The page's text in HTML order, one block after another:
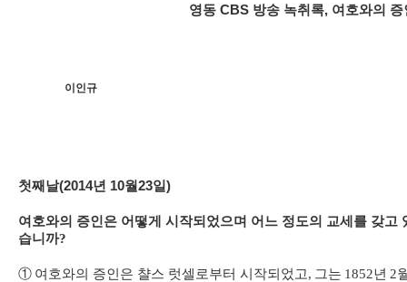
영동 CBS 방송 녹취록, 여호와의 증
이인규
첫째날(2014년 10월23일)
여호와의 증인은 어떻게 시작되었으며 어느 정도의 교세를 갖고
습니까?
① 여호와의 증인은 챨스 럿셀로부터 시작되었고, 그는 1852년 2